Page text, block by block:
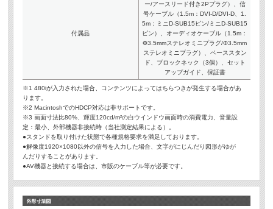
付属品
ー/アースリード付き2Pプラグ）、信
号ケーブル（1.5m：DVI-D/DVI-D、1.
5m：ミニD-SUB15ピン/ミニD-SUB15
ピン）、オーディオケーブル（1.5m：
Φ3.5mmステレオミニプラグ/Φ3.5mm
ステレオミニプラグ）、ベーススタン
ド、ブロックネック（3個）、セット
アップガイド、保証書
※1 480iが入力された場合、コンテンツによってはちらつきが発生する場合があ
ります。
※2 MacintoshでのHDCP対応は非サポートです。
※3 画面寸法比80%、輝度120cd/m²の白ウインドウ画面時の消費電力、音量設
定：最小、外部機器非接続時（当社測定結果による）。
●スタンドを取り付けた状態で各種規格要求を満足しております。
●解像度1920×1080以外の信号を入力した場合、文字がにじんだり図形がゆが
んだりすることがあります。
●AV機器と接続する場合は、市販のケーブル等が必要です。